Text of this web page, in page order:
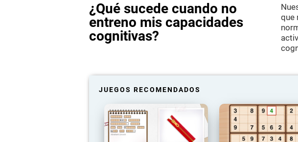
¿Qué sucede cuando no
entreno mis capacidades
cognitivas?
que
JUEGOS RECOMENDADOS